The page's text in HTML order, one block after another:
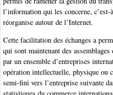
l’information qui les concerne,
réorganise autour de l’Internet.
Cette facilitation des échanges a
qui sont maintenant des
par un ensemble d’entreprises
opération intellectuelle, physique ou
semi-fini vers l’entreprise suivante